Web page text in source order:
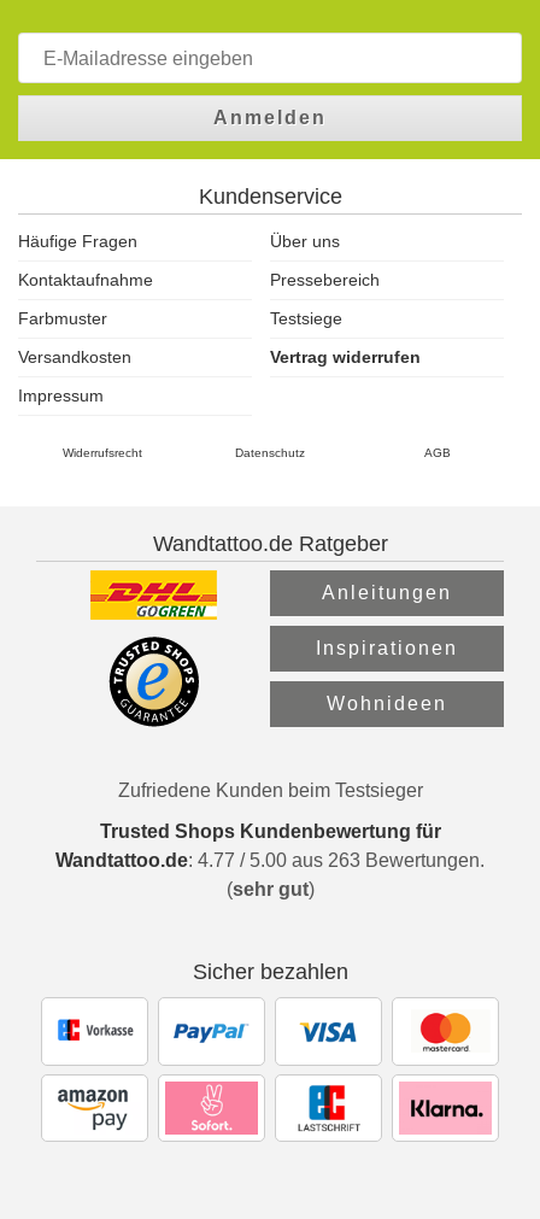
Anmelden
Kundenservice
Häufige Fragen
Über uns
Kontaktaufnahme
Pressebereich
Farbmuster
Testsiege
Versandkosten
Vertrag widerrufen
Impressum
Widerrufsrecht Datenschutz AGB
Wandtattoo.de Ratgeber
Anleitungen
Inspirationen
Wohnideen
Zufriedene Kunden beim Testsieger
Trusted Shops Kundenbewertung für
Wandtattoo.de: 4.77 / 5.00 aus 263 Bewertungen.
(sehr gut)
Sicher bezahlen